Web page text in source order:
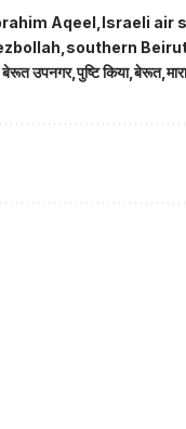
Aqeel Israeli air
southern
बेरूत उपनगर पुष्टि किया बेरूत